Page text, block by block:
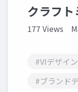
クラフ
177 Views
#VIデザイン
#ブランド